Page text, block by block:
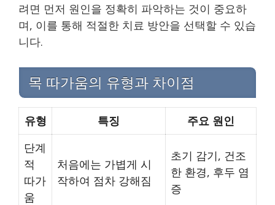
려면 먼저 원인을 정확히 파악하는 것이 중요하
며, 이를 통해 적절한 치료 방안을 선택할 수 있습
니다.
목 따가움의 유형과 차이점
유형 특징
주요 원인
단계
적
따가
움
처음에는 가볍게 시
작하여 점차 강해짐
초기 감기, 건조
한 환경, 후두 염
증